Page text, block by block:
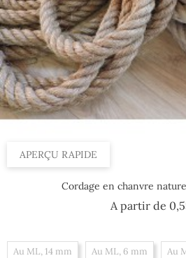
APERÇU RAPIDE
Cordage en chanvre
A partir de
Au ML, 14 mm Au ML, 6 mm Au